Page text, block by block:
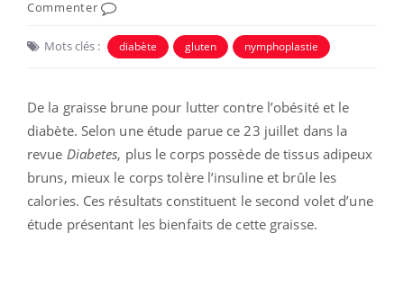
Commenter
Mots clés : diabète gluten nymphoplastie
De la graisse brune pour lutter contre l’obésité et le
diabète. Selon une étude parue ce 23 juillet dans la
revue Diabetes, plus le corps possède de tissus adipeux
bruns, mieux le corps tolère l’insuline et brûle les
calories. Ces résultats constituent le second volet d’une
étude présentant les bienfaits de cette graisse.